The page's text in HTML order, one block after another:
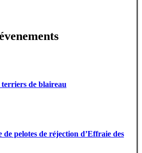
de blaireau
de pelotes de réjection d’Effraie des